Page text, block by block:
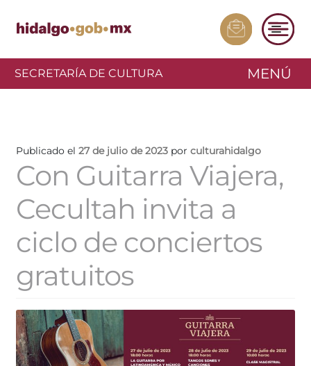
SECRETARÍA DE CULTURA MENÚ
Publicado el 27 de julio de 2023 por culturahidalgo
Con Guitarra Viajera,
Cecultah invita a
ciclo de conciertos
gratuitos